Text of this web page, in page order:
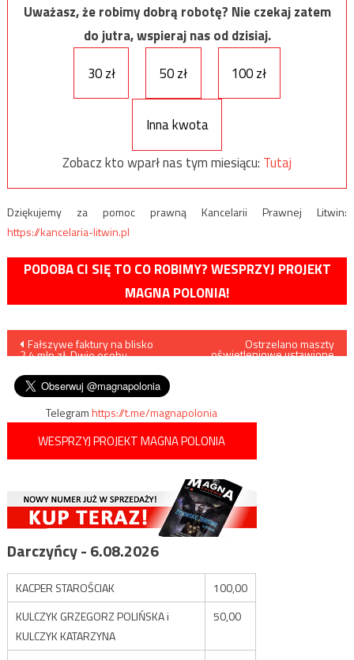
Uważasz, że robimy dobrą robotę? Nie czekaj zatem
do jutra, wspieraj nas od dzisiaj.
30 zł
50 zł 100 zł
Inna kwota
Zobacz kto wparł nas tym miesiącu: Tutaj
Dziękujemy za pomoc prawną Kancelarii Prawnej Litwin:
https://kancelaria-litwin.pl
PODOBA CI SIĘ TO CO ROBIMY? WESPRZYJ PROJEKT
MAGNA POLONIA!
Nawigacja
wpisu
Fałszywe faktury na blisko
2,4 mln zł. Dwie osoby
Ostrzelano maszty
oświetleniowe ustawione
Telegramhttps://t.me/magnapolonia
WESPRZYJ PROJEKT MAGNA POLONIA
Darczyńcy - 6.08.2026
KACPER STAROŚCIAK
100,00
KULCZYK GRZEGORZ POLIŃSKA i
KULCZYK KATARZYNA
50,00